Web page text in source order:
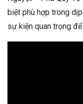
biệt phù hợp trong
sự kiện quan trọng